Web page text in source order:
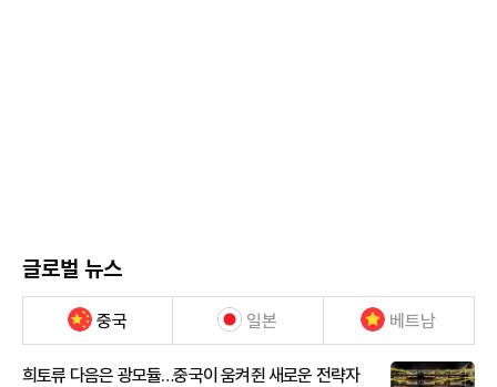
글로벌 뉴스
중국 일본 베트남
희토류 다음은 광모듈…중국이 움켜쥔 새로운 전략자